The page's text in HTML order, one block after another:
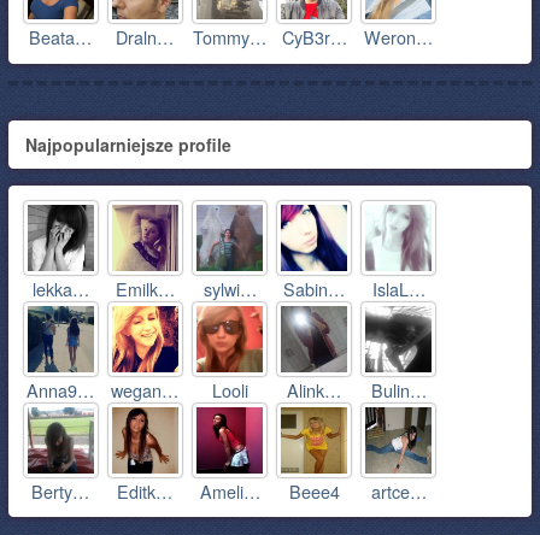
Beata… Draln… Tommy… CyB3r… Weron…
Najpopularniejsze profile
lekka… Emilk… sylwi… Sabin… IslaL…
Anna9… wegan… Looli Alink… Bulin…
Berty… Editk… Ameli… Beee4 artce…